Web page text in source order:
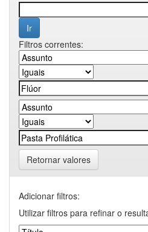
Filtros correntes:
Retornar valores
Adicionar filtros:
Utilizar filtros para refinar o